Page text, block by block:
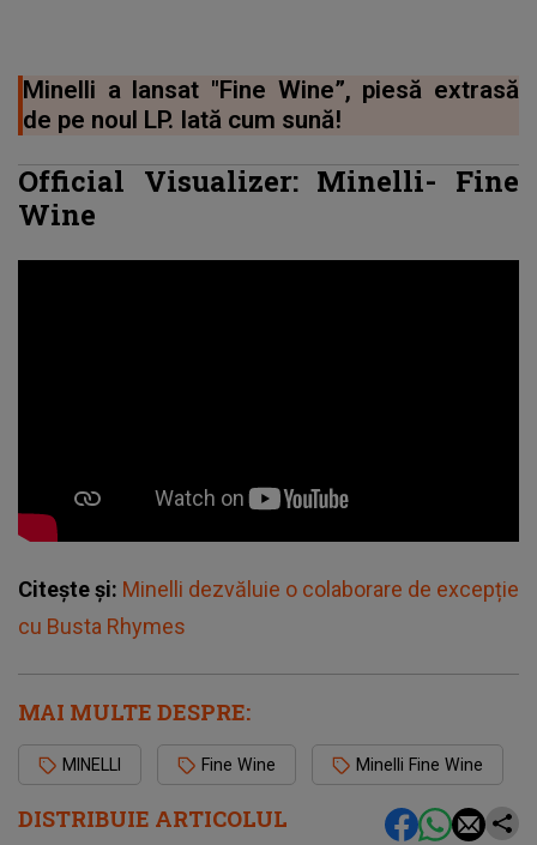
DISTRIBUIE ARTICOLUL
Minelli a lansat "Fine Wine”, piesă extrasă
de pe noul LP. Iată cum sună!
Official Visualizer: Minelli- Fine
Wine
Citește și: Minelli dezvăluie o colaborare de excepție
cu Busta Rhymes
MAI MULTE DESPRE:
MINELLI Fine Wine Minelli Fine Wine